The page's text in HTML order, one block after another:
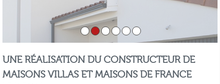
UNE RÉALISATION DU CONSTRUCTEUR DE
MAISONS VILLAS ET MAISONS DE FRANCE